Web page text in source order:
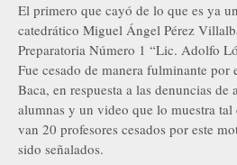
El primero que cayó de lo que es ya
catedrático Miguel Ángel Pérez
Preparatoria Número 1 “Lic. Adolfo
Fue cesado de manera fulminante
Baca, en respuesta a las denuncias de
alumnas y un video que lo muestra tal
van 20 profesores cesados por este
sido señalados.